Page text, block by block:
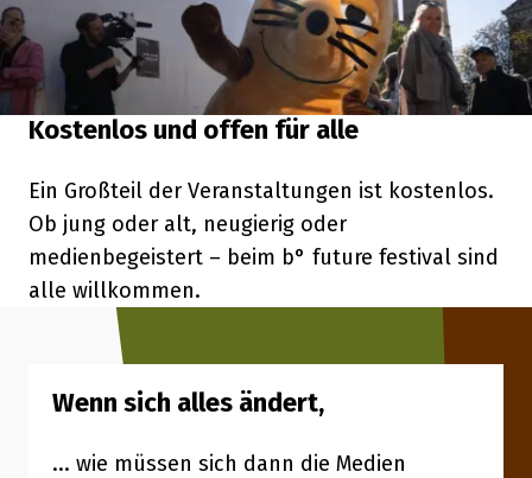
Kostenlos und offen für alle
Ein Großteil der Veranstaltungen ist kostenlos.
Ob jung oder alt, neugierig oder
medienbegeistert – beim b° future festival sind
alle willkommen.
Wenn sich alles ändert,
... wie müssen sich dann die Medien